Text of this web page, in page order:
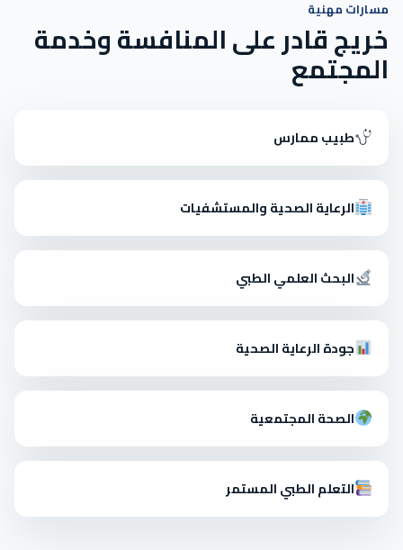
مسارات مهنية
خريج قادر على المنافسة وخدمة
المجتمع
طبيب ممارس
الرعاية الصحية والمستشفيات
البحث العلمي الطبي
جودة الرعاية الصحية
الصحة المجتمعية
التعلم الطبي المستمر